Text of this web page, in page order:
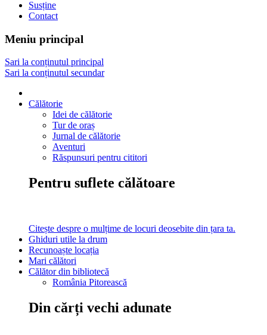
Susține
Contact
Meniu principal
Sari la conținutul principal
Sari la conținutul secundar
Călătorie
Idei de călătorie
Tur de oraș
Jurnal de călătorie
Aventuri
Răspunsuri pentru cititori
Pentru suflete călătoare
Citește despre o mulțime de locuri deosebite din țara ta.
Ghiduri utile la drum
Recunoaște locația
Mari călători
Călător din bibliotecă
România Pitorească
Din cărți vechi adunate